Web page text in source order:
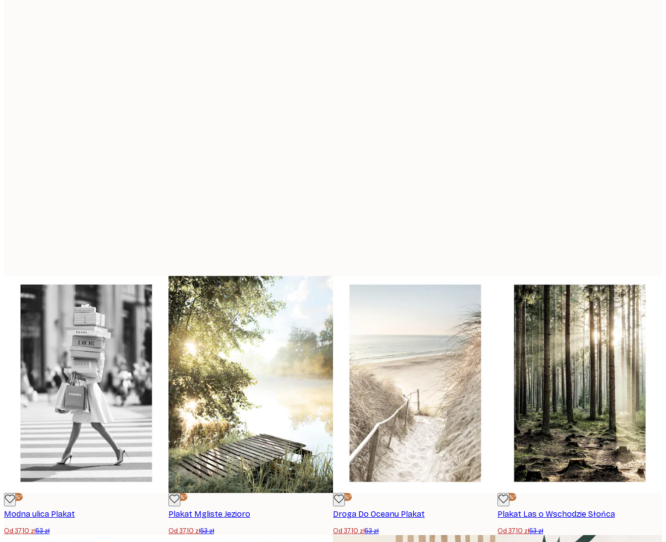
-30%*
Modna ulica Plakat
Od 37,10 zł53 zł
-30%*
Plakat Mgliste Jezioro
Od 37,10 zł53 zł
-30%*
Droga Do Oceanu Plakat
Od 37,10 zł53 zł
-30%*
Plakat Las o Wschodzie Słońca
Od 37,10 zł53 zł